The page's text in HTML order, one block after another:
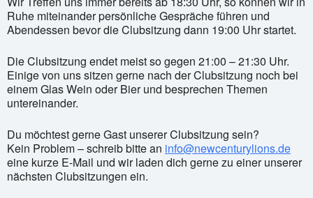
Ruhe miteinander persönliche Gespräche führen und
Abendessen bevor die Clubsitzung dann 19:00 Uhr startet.
Die Clubsitzung endet meist so gegen 21:00 – 21:30 Uhr.
Einige von uns sitzen gerne nach der Clubsitzung noch bei
einem Glas Wein oder Bier und besprechen Themen
untereinander.
Du möchtest gerne Gast unserer Clubsitzung sein?
Kein Problem – schreib bitte an info@newcenturylions.de
eine kurze E-Mail und wir laden dich gerne zu einer unserer
nächsten Clubsitzungen ein.